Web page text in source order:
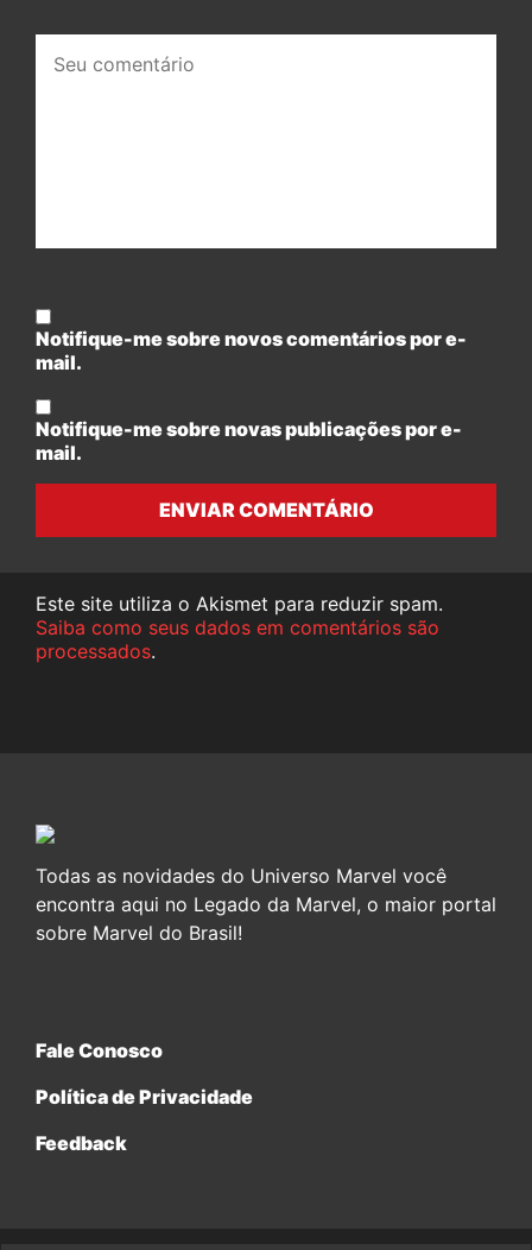
comentário:
Notifique-me sobre novos comentários por e-
mail.
Notifique-me sobre novas publicações por e-
mail.
ENVIAR COMENTÁRIO
Este site utiliza o Akismet para reduzir spam.
Saiba como seus dados em comentários são
processados.
Todas as novidades do Universo Marvel você
encontra aqui no Legado da Marvel, o maior portal
sobre Marvel do Brasil!
Fale Conosco
Política de Privacidade
Feedback